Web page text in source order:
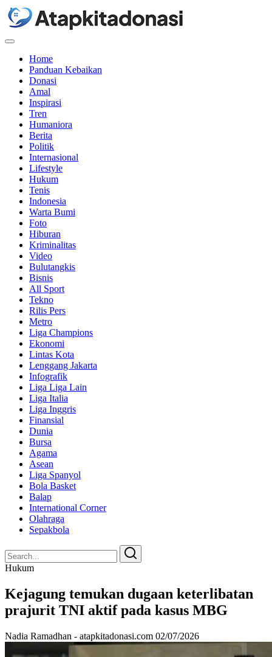
Menu
Home
Panduan Kebaikan
Donasi
Amal
Inspirasi
Tren
Humaniora
Berita
Politik
Internasional
Lifestyle
Hukum
Tenis
Indonesia
Warta Bumi
Foto
Hiburan
Kriminalitas
Video
Bulutangkis
Bisnis
All Sport
Tekno
Rilis Pers
Metro
Liga Champions
Ekonomi
Lintas Kota
Lenggang Jakarta
Infografik
Liga Liga Lain
Liga Italia
Liga Inggris
Finansial
Dunia
Bursa
Agama
Asean
Liga Spanyol
Bola Basket
Balap
International Corner
Olahraga
Sepakbola
Search
for:
Search
Hukum
Kejagung temukan dugaan keterlibatan
prajurit TNI aktif pada kasus MBG
Nadia Ramadhan - atapkitadonasi.com 02/07/2026